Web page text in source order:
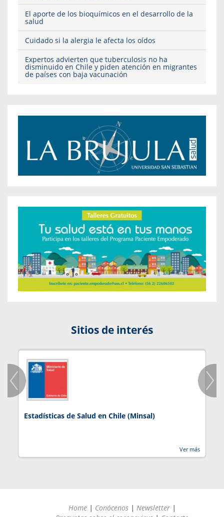
El aporte de los bioquímicos en el desarrollo de la
salud
Cuidado si la alergia le afecta los oídos
Expertos advierten que tuberculosis no ha
disminuido en Chile y piden atención en migrantes
de países con baja vacunación
Sitios de interés
Estadísticas de Salud en Chile (Minsal)
Ver más
Home | Conócenos | Newsletter |